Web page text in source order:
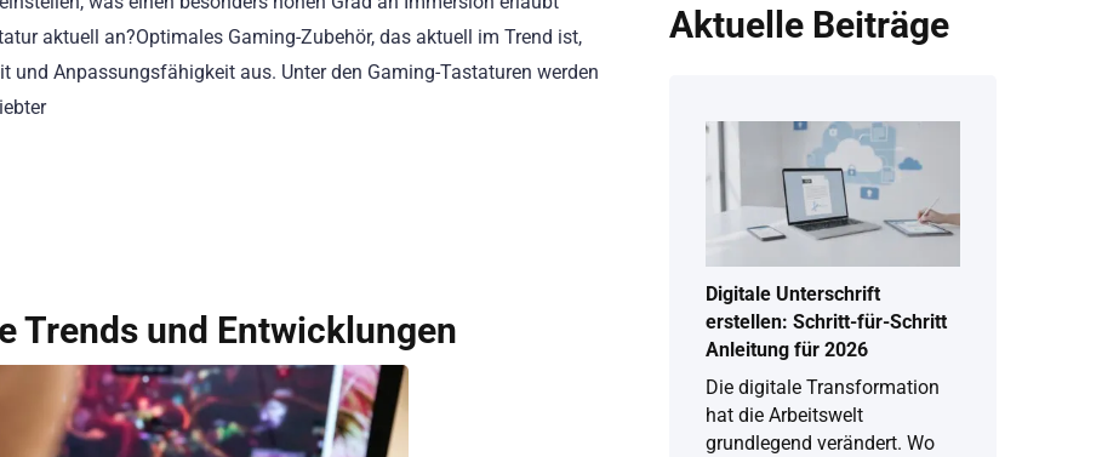
aktuell an?Optimales Gaming-Zubehör, das aktuell im Trend ist,
und Anpassungsfähigkeit aus. Unter den Gaming-Tastaturen werden
Trends und Entwicklungen
Aktuelle Beiträge
Digitale Unterschrift
erstellen: Schritt-für-Schritt
Anleitung für 2026
Die digitale Transformation
hat die Arbeitswelt
grundlegend verändert. Wo